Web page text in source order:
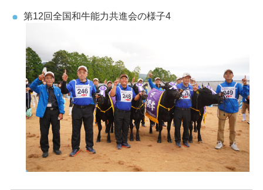
第12回全国和牛能力共進会の様子4